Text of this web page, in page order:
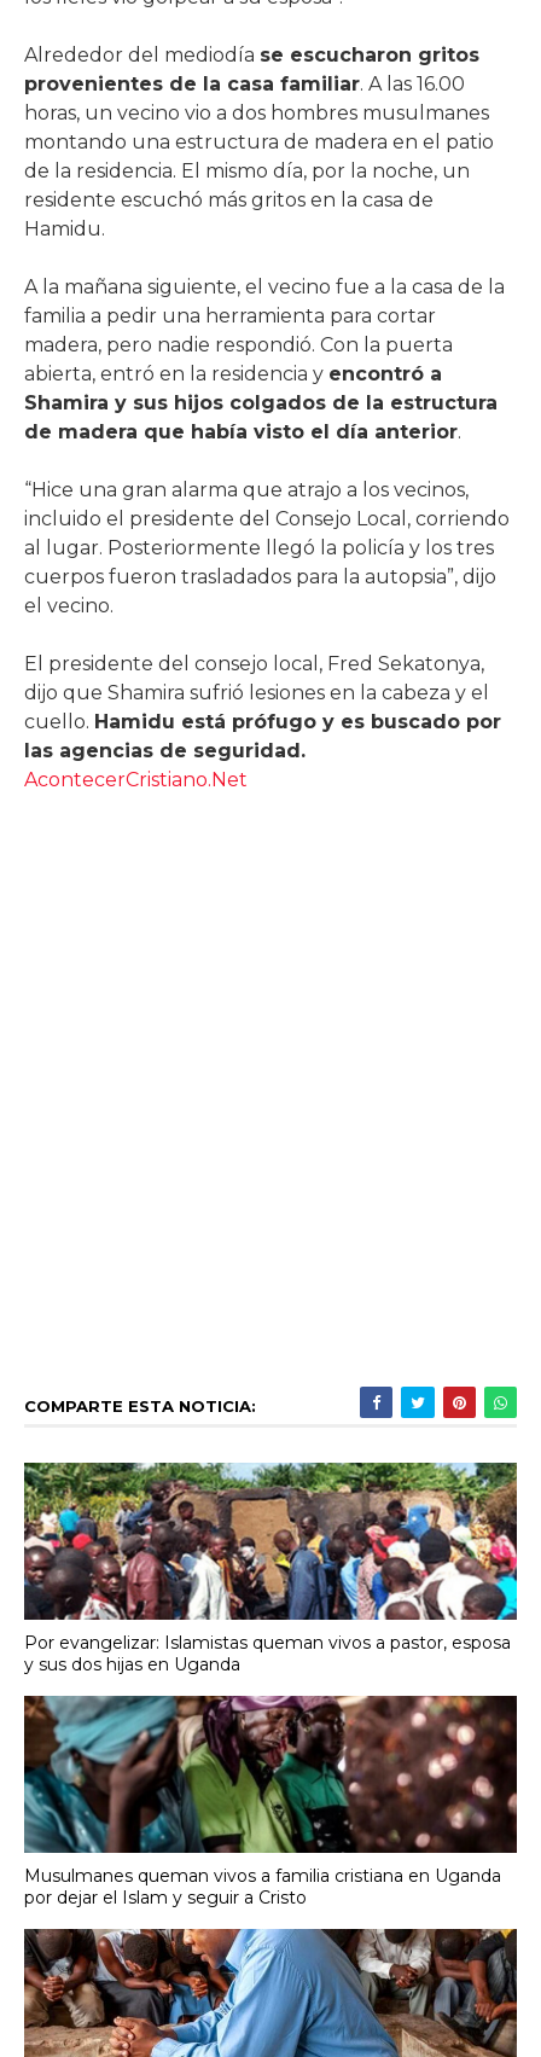
Alrededor del mediodía se escucharon gritos
provenientes de la casa familiar. A las 16.00
horas, un vecino vio a dos hombres musulmanes
montando una estructura de madera en el patio
de la residencia. El mismo día, por la noche, un
residente escuchó más gritos en la casa de
Hamidu.
A la mañana siguiente, el vecino fue a la casa de la
familia a pedir una herramienta para cortar
madera, pero nadie respondió. Con la puerta
abierta, entró en la residencia y encontró a
Shamira y sus hijos colgados de la estructura
de madera que había visto el día anterior.
“Hice una gran alarma que atrajo a los vecinos,
incluido el presidente del Consejo Local, corriendo
al lugar. Posteriormente llegó la policía y los tres
cuerpos fueron trasladados para la autopsia”, dijo
el vecino.
El presidente del consejo local, Fred Sekatonya,
dijo que Shamira sufrió lesiones en la cabeza y el
cuello. Hamidu está prófugo y es buscado por
las agencias de seguridad.
AcontecerCristiano.Net
COMPARTE ESTA NOTICIA:
Por evangelizar: Islamistas queman vivos a pastor, esposa
y sus dos hijas en Uganda
Musulmanes queman vivos a familia cristiana en Uganda
por dejar el Islam y seguir a Cristo